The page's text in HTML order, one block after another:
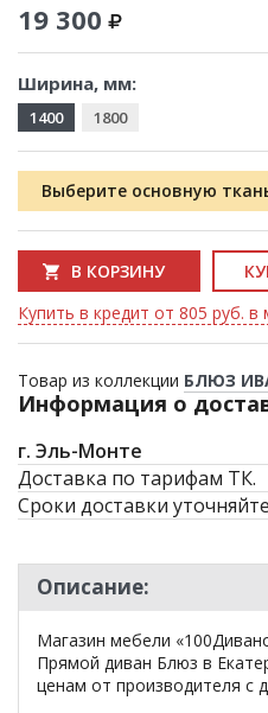
19 300
Ширина, мм:
1400 1800
Выберите основную
В КОРЗИНУ
Купить в кредит от 805 руб. в
Товар из коллекции БЛЮЗ
Информация о
г. Эль-Монте
Доставка по тарифам ТК.
Сроки доставки
Описание:
Магазин мебели
Прямой диван Блюз в
ценам от производителя с